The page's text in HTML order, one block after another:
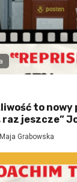
to nowy
raz jeszcze”
Maja Grabowska